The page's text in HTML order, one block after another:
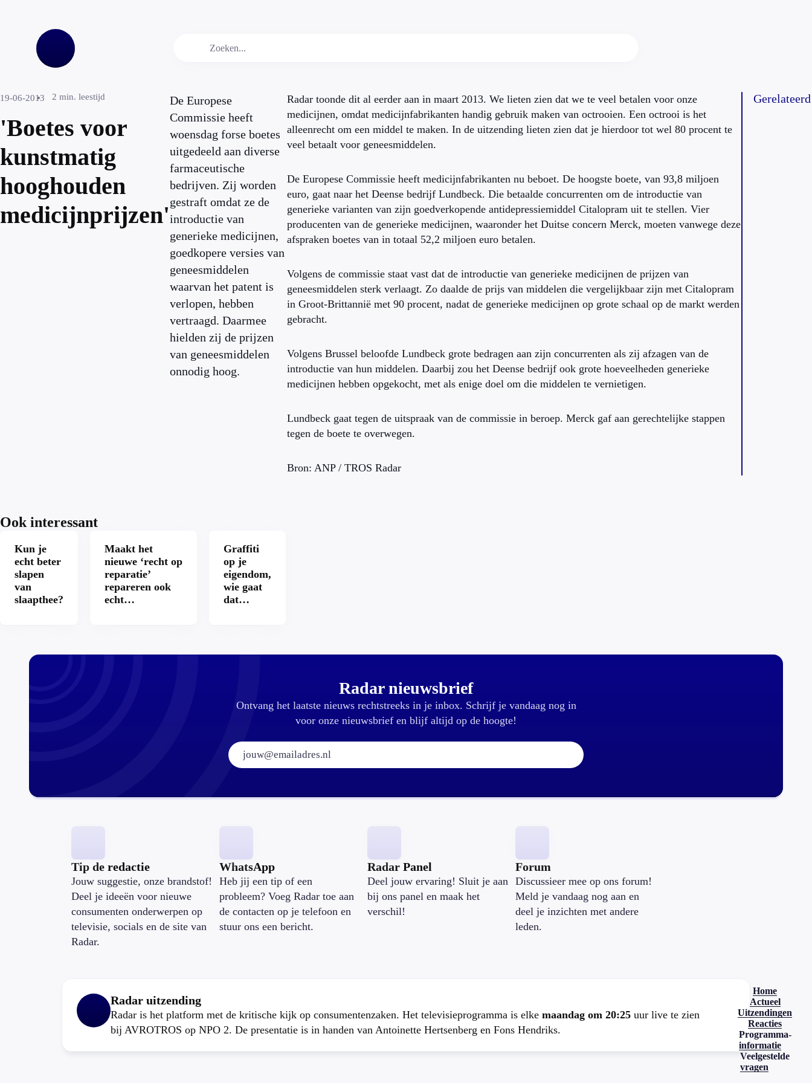
19-06-2013 2 min. leestijd
'Boetes voor
kunstmatig
hooghouden
medicijnprijzen'
De Europese
Commissie heeft
woensdag forse boetes
uitgedeeld aan diverse
farmaceutische
bedrijven. Zij worden
gestraft omdat ze de
introductie van
generieke medicijnen,
goedkopere versies van
geneesmiddelen
waarvan het patent is
verlopen, hebben
vertraagd. Daarmee
hielden zij de prijzen
van geneesmiddelen
onnodig hoog.
Radar toonde dit al eerder aan in maart 2013. We lieten zien dat we te veel betalen voor onze
medicijnen, omdat medicijnfabrikanten handig gebruik maken van octrooien. Een octrooi is het
alleenrecht om een middel te maken. In de uitzending lieten zien dat je hierdoor tot wel 80 procent te
veel betaalt voor geneesmiddelen.
De Europese Commissie heeft medicijnfabrikanten nu beboet. De hoogste boete, van 93,8 miljoen
euro, gaat naar het Deense bedrijf Lundbeck. Die betaalde concurrenten om de introductie van
generieke varianten van zijn goedverkopende antidepressiemiddel Citalopram uit te stellen. Vier
producenten van de generieke medicijnen, waaronder het Duitse concern Merck, moeten vanwege deze
afspraken boetes van in totaal 52,2 miljoen euro betalen.
Volgens de commissie staat vast dat de introductie van generieke medicijnen de prijzen van
geneesmiddelen sterk verlaagt. Zo daalde de prijs van middelen die vergelijkbaar zijn met Citalopram
in Groot-Brittannië met 90 procent, nadat de generieke medicijnen op grote schaal op de markt werden
gebracht.
Volgens Brussel beloofde Lundbeck grote bedragen aan zijn concurrenten als zij afzagen van de
introductie van hun middelen. Daarbij zou het Deense bedrijf ook grote hoeveelheden generieke
medicijnen hebben opgekocht, met als enige doel om die middelen te vernietigen.
Lundbeck gaat tegen de uitspraak van de commissie in beroep. Merck gaf aan gerechtelijke stappen
tegen de boete te overwegen.
Bron: ANP / TROS Radar
Gerelateerd
Ook interessant
Kun je
echt beter
slapen
van
slaapthee?
Maakt het
nieuwe ‘recht op
reparatie’
repareren ook
echt
Graffiti
op je
eigendom,
wie gaat
dat
Radar nieuwsbrief
Ontvang het laatste nieuws rechtstreeks in je inbox. Schrijf je vandaag nog in
voor onze nieuwsbrief en blijf altijd op de hoogte!
E-mailadres:
Tip de redactie
Jouw suggestie, onze brandstof!
Deel je ideeën voor nieuwe
consumenten onderwerpen op
televisie, socials en de site van
Radar.
WhatsApp
Heb jij een tip of een
probleem? Voeg Radar toe aan
de contacten op je telefoon en
stuur ons een bericht.
Radar Panel
Deel jouw ervaring! Sluit je aan
bij ons panel en maak het
verschil!
Forum
Discussieer mee op ons forum!
Meld je vandaag nog aan en
deel je inzichten met andere
leden.
Radar uitzending
Radar is het platform met de kritische kijk op consumentenzaken. Het televisieprogramma is elke maandag om 20:25 uur live te zien
bij AVROTROS op NPO 2. De presentatie is in handen van Antoinette Hertsenberg en Fons Hendriks.
Home
Actueel
Uitzendingen
Reacties
Programma-
informatie
Veelgestelde
vragen